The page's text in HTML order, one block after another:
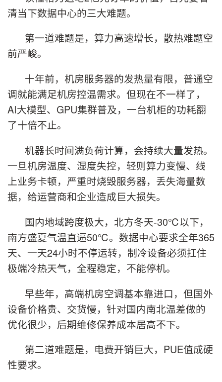
清当下数据中心的三大难题。
第一道难题是，算力高速增长，散热难题空
前严峻。
十年前，机房服务器的发热量有限，普通空
调就能满足机房控温需求。但现在不一样了，
AI大模型、GPU集群普及，一台机柜的功耗翻
了十倍不止。
机器长时间满负荷计算，会持续大量发热。
一旦机房温度、湿度失控，轻则算力变慢、线
上业务卡顿，严重时烧毁服务器，丢失海量数
据，给运营商和企业造成巨大损失。
国内地域跨度极大，北方冬天-30℃以下，
南方盛夏气温直逼50℃。数据中心要求全年365
天、一天24小时不停运转，制冷设备必须扛住
极端冷热天气，全程稳定，不能停机。
早些年，高端机房空调基本靠进口，但国外
设备价格贵、交货慢，针对国内南北温差做的
优化很少，后期维修保养成本居高不下。
第二道难题是，电费开销巨大，PUE值成硬
性要求。